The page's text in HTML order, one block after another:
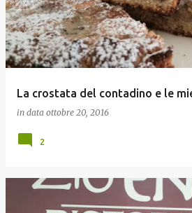
La crostata del contadino e le
in data ottobre 20, 2016
2